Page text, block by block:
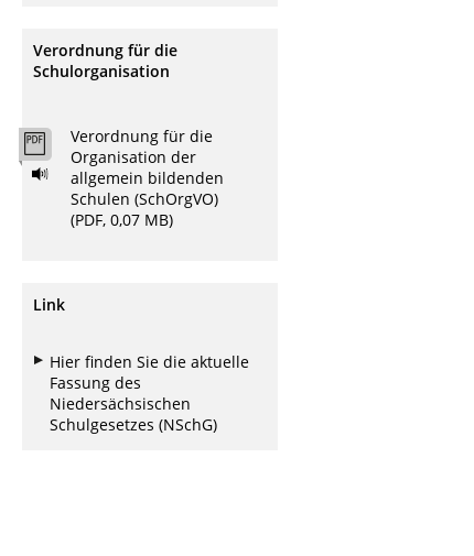
Verordnung für die
Schulorganisation
Verordnung für die
Organisation der
allgemein bildenden
Schulen (SchOrgVO)
(PDF, 0,07 MB)
Link
Hier finden Sie die aktuelle
Fassung des
Niedersächsischen
Schulgesetzes (NSchG)